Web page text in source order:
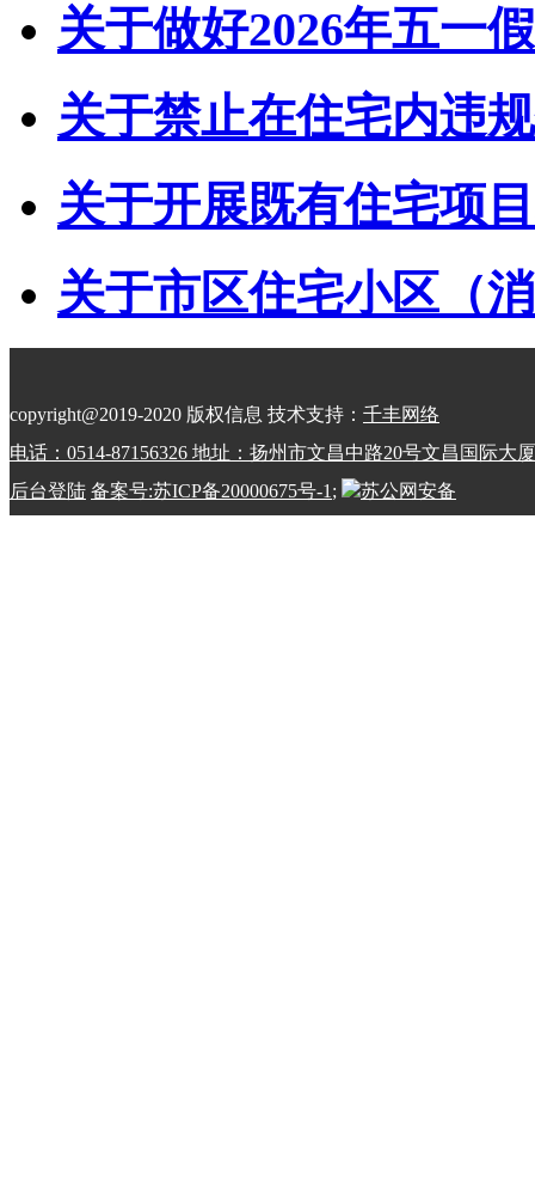
关于做好2026年五一
关于禁止在住宅内违
关于开展既有住宅项
关于市区住宅小区（
copyright@2019-2020 版权信息 技术支持： 千丰网络
电话：0514-87156326 地址：扬州市文昌中路20号文昌国际大厦
后台登陆 备案号:苏ICP备20000675号-1;
苏公网安备